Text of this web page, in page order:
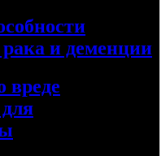
и деменции
вреде